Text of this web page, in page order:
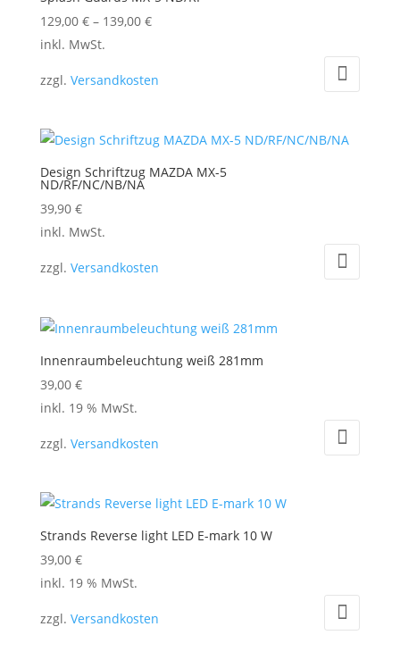
Die
Optionen
können
auf
gewählt
werden
129,00 €– 139,00 €
Dieses
weist
Varianten
Die
Optionen
können
der
gewählt
inkl. MwSt.
zzgl. Versandkosten
Design Schriftzug MAZDA MX-5
ND/RF/NC/NB/NA
39,90 €
Dieses
weist
Varianten
Die
Optionen
können
auf
gewählt
werden
inkl. MwSt.
zzgl. Versandkosten
Innenraumbeleuchtung weiß 281mm
39,00 €
inkl. 19 % MwSt.
zzgl. Versandkosten
Strands Reverse light LED E-mark 10 W
39,00 €
inkl. 19 % MwSt.
zzgl. Versandkosten